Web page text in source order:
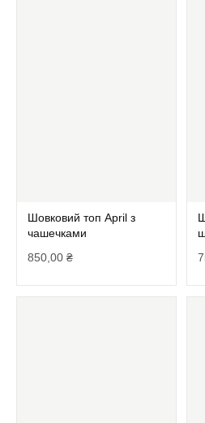
Шовковий топ April з
чашечками
850,00 ₴